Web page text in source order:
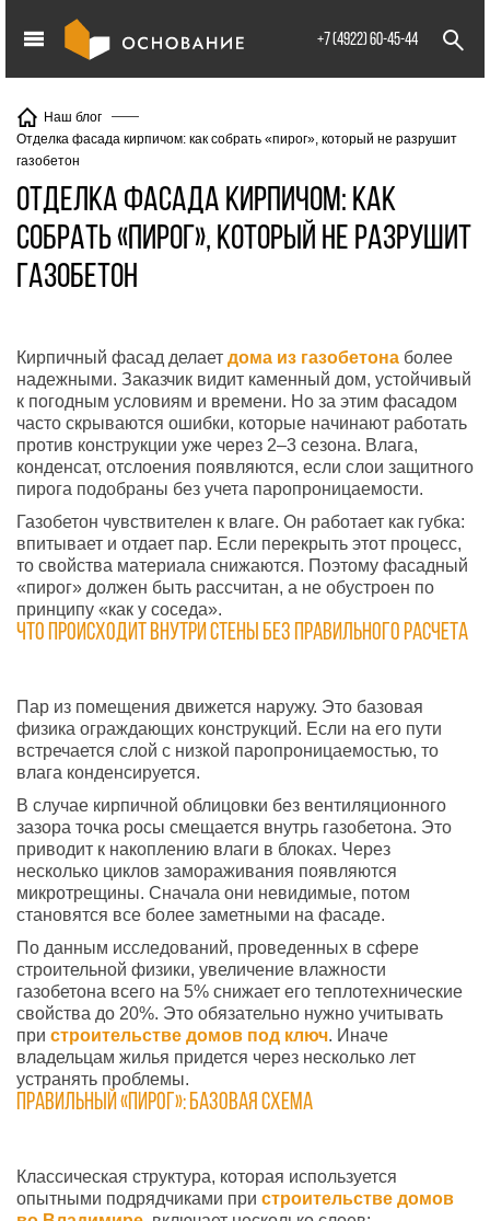
info@XXX.ru
+7 (4922) 60-45-44
Наш блог
Отделка фасада кирпичом: как собрать «пирог», который не разрушит
газобетон
Отделка фасада кирпичом: как
собрать «пирог», который не разрушит
газобетон
Кирпичный фасад делает дома из газобетона более
надежными. Заказчик видит каменный дом, устойчивый
к погодным условиям и времени. Но за этим фасадом
часто скрываются ошибки, которые начинают работать
против конструкции уже через 2–3 сезона. Влага,
конденсат, отслоения появляются, если слои защитного
пирога подобраны без учета паропроницаемости.
Газобетон чувствителен к влаге. Он работает как губка:
впитывает и отдает пар. Если перекрыть этот процесс,
то свойства материала снижаются. Поэтому фасадный
«пирог» должен быть рассчитан, а не обустроен по
принципу «как у соседа».
Что происходит внутри стены без правильного расчета
Пар из помещения движется наружу. Это базовая
физика ограждающих конструкций. Если на его пути
встречается слой с низкой паропроницаемостью, то
влага конденсируется.
В случае кирпичной облицовки без вентиляционного
зазора точка росы смещается внутрь газобетона. Это
приводит к накоплению влаги в блоках. Через
несколько циклов замораживания появляются
микротрещины. Сначала они невидимые, потом
становятся все более заметными на фасаде.
По данным исследований, проведенных в сфере
строительной физики, увеличение влажности
газобетона всего на 5% снижает его теплотехнические
свойства до 20%. Это обязательно нужно учитывать
при строительстве домов под ключ. Иначе
владельцам жилья придется через несколько лет
устранять проблемы.
Правильный «пирог»: базовая схема
Классическая структура, которая используется
опытными подрядчиками при строительстве домов